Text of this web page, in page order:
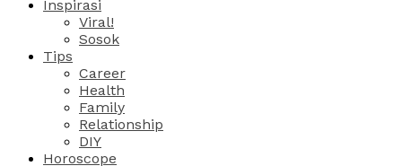
Inspirasi
Viral!
Sosok
Tips
Career
Health
Family
Relationship
DIY
Horoscope